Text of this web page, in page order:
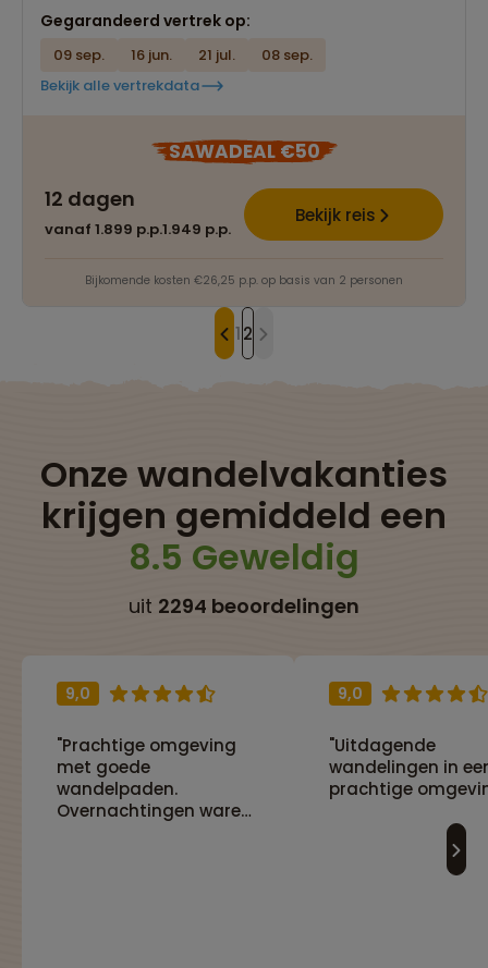
Gegarandeerd vertrek op:
09 sep. 16 jun. 21 jul.
08 sep.
Bekijk alle vertrekdata
SAWADEAL €50
12 dagen
vanaf 1.899 p.p.1.949 p.p.
Bekijk reis
Bijkomende kosten €26,25 p.p. op basis van 2 personen
12
Onze wandelvakanties
krijgen gemiddeld een
8.5 Geweldig
uit 2294 beoordelingen
9,0
"Prachtige omgeving
met goede
wandelpaden.
Overnachtingen waren
9,0
"Uitdagende
wandelingen in
prachtige